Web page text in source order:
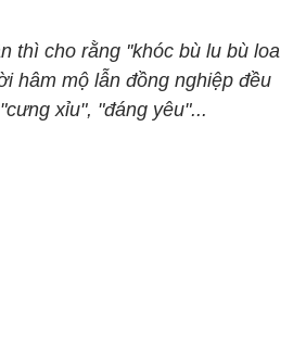
thì cho rằng ''khóc bù lu bù loa
hâm mộ lẫn đồng nghiệp đều
xỉu", "đáng yêu"...